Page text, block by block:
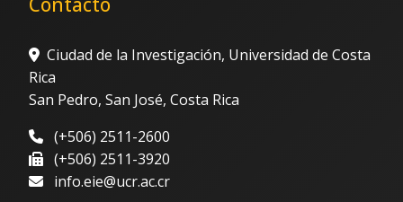
Ciudad de la Investigación, Universidad de Costa
Rica
San Pedro, San José, Costa Rica
(+506) 2511-2600
(+506) 2511-3920
info.eie@ucr.ac.cr